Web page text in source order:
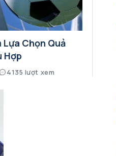
Chọn Quả
Hợp
4135 lượt xem